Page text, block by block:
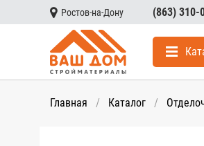
Ростов-на-Дону (863) 310-
Главная Каталог